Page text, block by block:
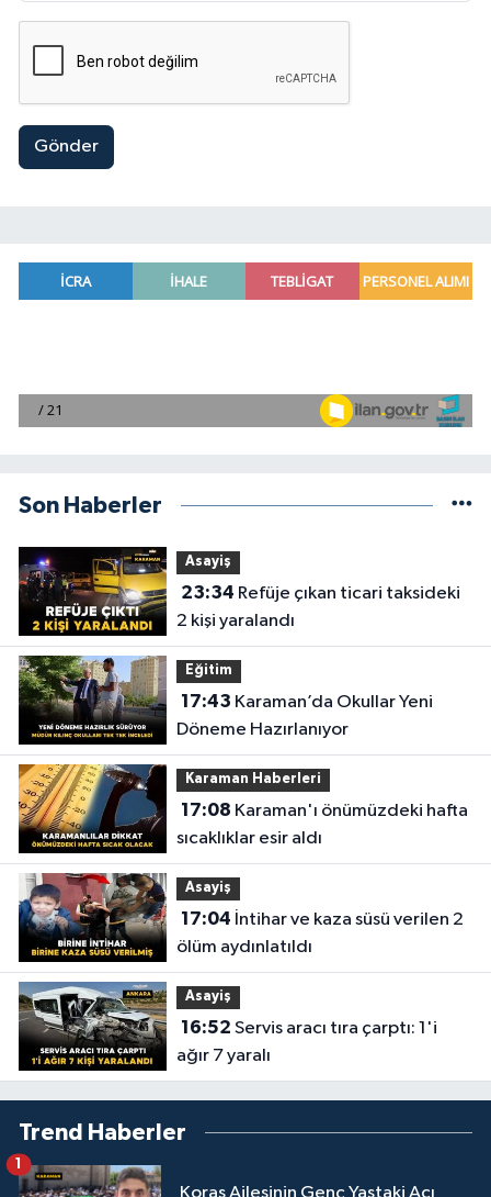
Gönder
Son Haberler
Asayiş
23:34
2 kişi yaralandı
Eğitim
17:43
Döneme Hazırlanıyor
Karaman Haberleri
17:08
sıcaklıklar esir aldı
Asayiş
17:04
ölüm aydınlatıldı
Asayiş
16:52
ağır 7 yaralı
Trend Haberler
Koraş Ailesinin Genç Yaştaki Acı
1